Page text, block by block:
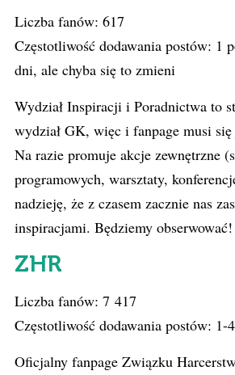
Liczba fanów: 617
Częstotliwość dodawania postów: 1
dni, ale chyba się to zmieni
Wydział Inspiracji i Poradnictwa to
wydział GK, więc i fanpage musi
Na razie promuje akcje zewnętrzne
programowych, warsztaty,
nadzieję, że z czasem zacznie nas
inspiracjami. Będziemy obserwować!
ZHR
Liczba fanów: 7 417
Częstotliwość dodawania postów: 1-
Oficjalny fanpage Związku